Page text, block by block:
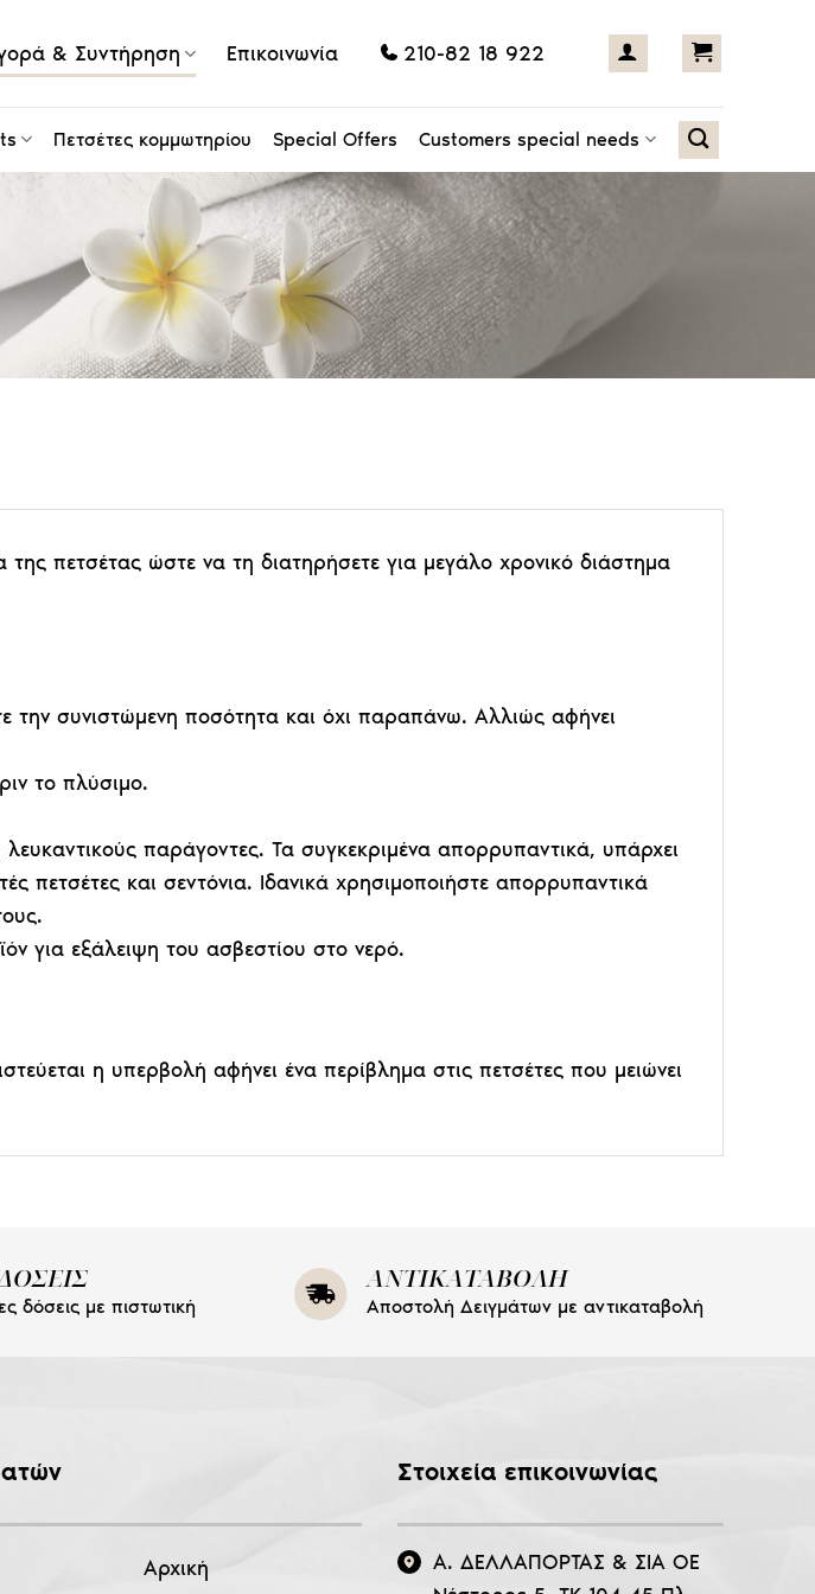
& Συντήρηση Επικοινωνία 210-82 18 922
Πετσέτες κομμωτηρίου Special Offers Customers special needs
πετσέτας ώστε να τη διατηρήσετε για μεγάλο χρονικό διάστημα
συνιστώμενη ποσότητα και όχι παραπάνω. Αλλιώς αφήνει
το πλύσιμο.
παράγοντες. Τα συγκεκριμένα απορρυπαντικά, υπάρχει
και σεντόνια. Ιδανικά χρησιμοποιήστε απορρυπαντικά
για εξάλειψη του ασβεστίου στο νερό.
η υπερβολή αφήνει ένα περίβλημα στις πετσέτες που μειώνει
δόσεις με πιστωτική
ΑΝΤΙΚΑΤΑΒΟΛΗ
Αποστολή Δειγμάτων με αντικαταβολή
Αρχική
Στοιχεία επικοινωνίας
Α. ΔΕΛΛΑΠΟΡΤΑΣ & ΣΙΑ ΟΕ